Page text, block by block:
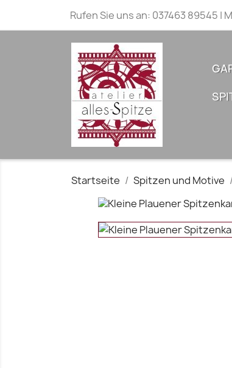
Rufen Sie uns an: 037463 89545 |
Startseite Spitzen und Motive